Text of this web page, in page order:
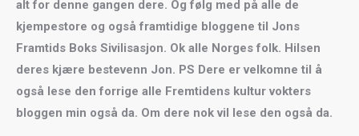
alt for denne gangen dere. Og følg med på alle de
kjempestore og også framtidige bloggene til Jons
Framtids Boks Sivilisasjon. Ok alle Norges folk. Hilsen
deres kjære bestevenn Jon. PS Dere er velkomne til å
også lese den forrige alle Fremtidens kultur vokters
bloggen min også da. Om dere nok vil lese den også da.